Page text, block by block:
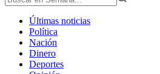
Últimas noticias
Política
Nación
Dinero
Deportes